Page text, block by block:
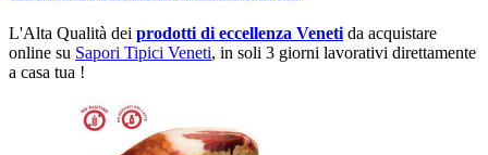
L'Alta Qualità dei prodotti di eccellenza Veneti da acquistare
online su Sapori Tipici Veneti, in soli 3 giorni lavorativi direttamente
a casa tua !